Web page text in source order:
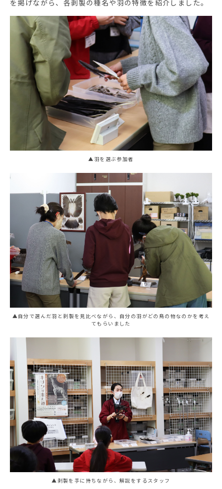
を掲げながら、各剥製の種名や羽の特徴を紹介しました。
▲羽を選ぶ参加者
▲自分で選んだ羽と剥製を見比べながら、自分の羽がどの鳥の物なのかを考え
てもらいました
▲剥製を手に持ちながら、解説をするスタッフ